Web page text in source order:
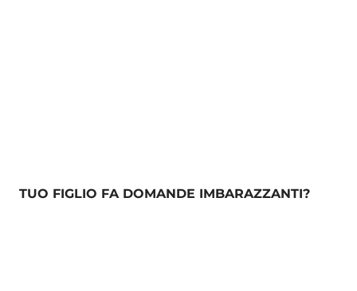
TUO FIGLIO FA DOMANDE IMBARAZZANTI?